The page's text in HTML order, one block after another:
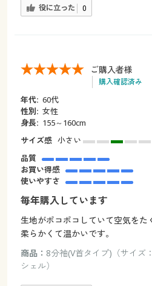
役に立った 0
ご購入者様
購入確認済み
年代: 60代
性別: 女性
身長: 155～160cm
サイズ感 小さい
品質
お買い得感
使いやすさ
毎年購入しています
生地がポコポコしていて空気をた
柔らかくて温かいです。
商品： 8分袖(V首タイプ)（サイズ
シェル）